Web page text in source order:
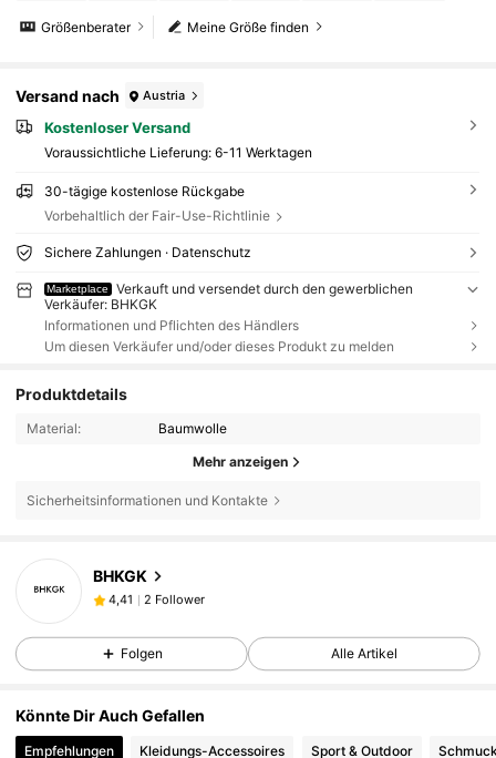
Meine Größe finden
Größenberater
Versand nach Austria
Kostenloser Versand
Voraussichtliche Lieferung: 6-11 Werktagen
30-tägige kostenlose Rückgabe
Vorbehaltlich der Fair-Use-Richtlinie
Sichere Zahlungen · Datenschutz
Marketplace
Verkauft und versendet durch den gewerblichen
Verkäufer: BHKGK
Informationen und Pflichten des Händlers
Um diesen Verkäufer und/oder dieses Produkt zu melden
Produktdetails
Material: Baumwolle
Mehr anzeigen
Sicherheitsinformationen und Kontakte
BHKGK
4,41
2 Follower
Folgen Alle Artikel
Könnte Dir Auch Gefallen
Empfehlungen Kleidungs-Accessoires Sport & Outdoor